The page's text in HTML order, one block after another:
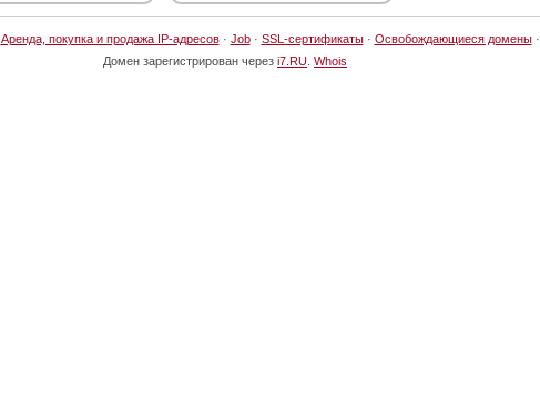
Аренда, покупка и продажа IP-адресов· Job· SSL-сертификаты· Освобождающиеся домены·
Домен зарегистрирован через i7.RU Whois